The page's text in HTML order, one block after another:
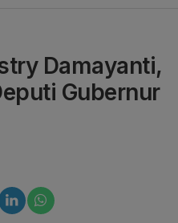
Damayanti,
Gubernur